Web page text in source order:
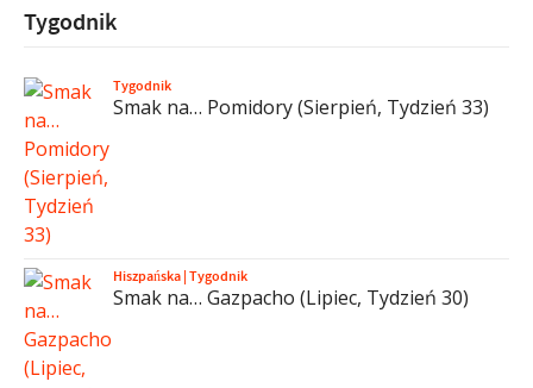
Tygodnik
Tygodnik
Smak na… Pomidory (Sierpień, Tydzień 33)
Hiszpańska|Tygodnik
Smak na… Gazpacho (Lipiec, Tydzień 30)